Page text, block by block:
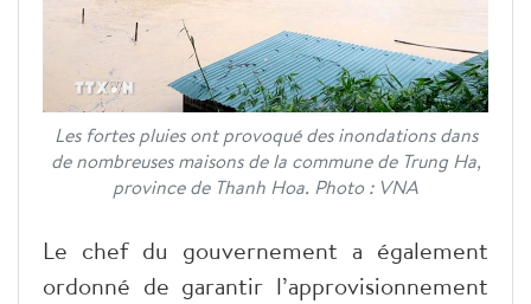
Les fortes pluies ont provoqué des inondations dans
de nombreuses maisons de la commune de Trung Ha,
province de Thanh Hoa. Photo : VNA
Le chef du gouvernement a également
ordonné de garantir l’approvisionnement